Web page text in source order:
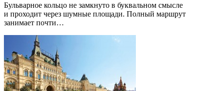
Бульварное кольцо не замкнуто в буквальном смысле
и проходит через шумные площади. Полный маршрут
занимает почти…